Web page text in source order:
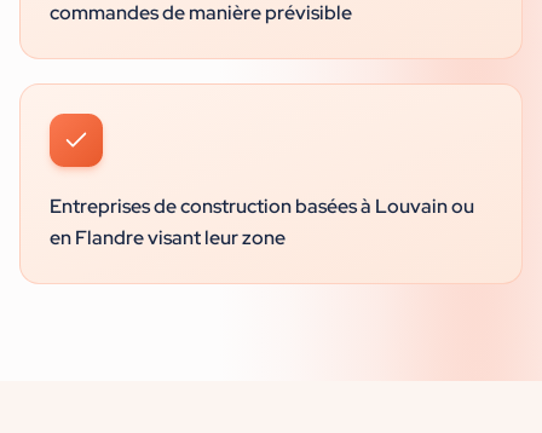
commandes de manière prévisible
Entreprises de construction basées à Louvain ou
en Flandre visant leur zone